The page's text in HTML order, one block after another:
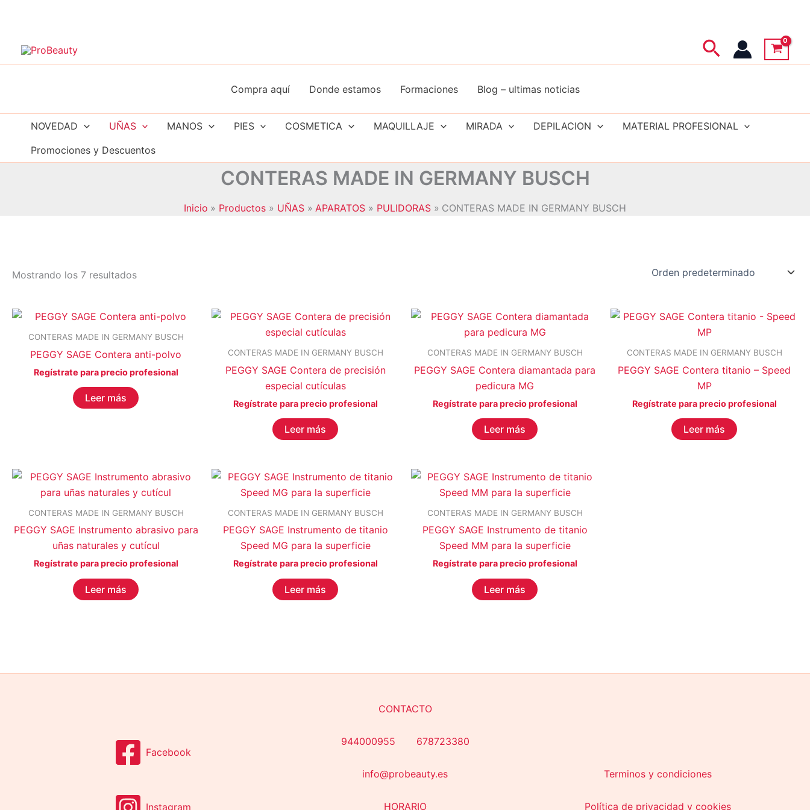
Buscar
Compra aquí Donde estamos Formaciones Blog – ultimas noticias
NOVEDAD UÑAS MANOS PIES COSMETICA MAQUILLAJE MIRADA DEPILACION
MATERIAL PROFESIONAL
Promociones y Descuentos
CONTERAS MADE IN GERMANY BUSCH
Inicio Productos UÑAS APARATOS PULIDORAS CONTERAS MADE IN GERMANY BUSCH
MAXYMOVA (0)
NOYLES(0)
PEGGY SAGE (7)
STALEKS (0)
Mostrando los 7 resultados
CONTERAS MADE IN GERMANY BUSCH
PEGGY SAGE Contera anti-polvo
Regístrate para precio profesional
Leer más
CONTERAS MADE IN GERMANY BUSCH
PEGGY SAGE Contera de precisión
especial cutículas
Regístrate para precio profesional
Leer más
CONTERAS MADE IN GERMANY BUSCH
PEGGY SAGE Contera diamantada para
pedicura MG
Regístrate para precio profesional
Leer más
CONTERAS MADE IN GERMANY BUSCH
PEGGY SAGE Contera titanio – Speed
MP
Regístrate para precio profesional
Leer más
CONTERAS MADE IN GERMANY BUSCH
PEGGY SAGE Instrumento abrasivo para
uñas naturales y cutícul
Regístrate para precio profesional
Leer más
CONTERAS MADE IN GERMANY BUSCH
PEGGY SAGE Instrumento de titanio
Speed MG para la superficie
Regístrate para precio profesional
Leer más
CONTERAS MADE IN GERMANY BUSCH
PEGGY SAGE Instrumento de titanio
Speed MM para la superficie
Regístrate para precio profesional
Leer más
Facebook
Instagram
CONTACTO
944000955 678723380
info@probeauty.es
HORARIO
Terminos y condiciones
Política de privacidad y cookies